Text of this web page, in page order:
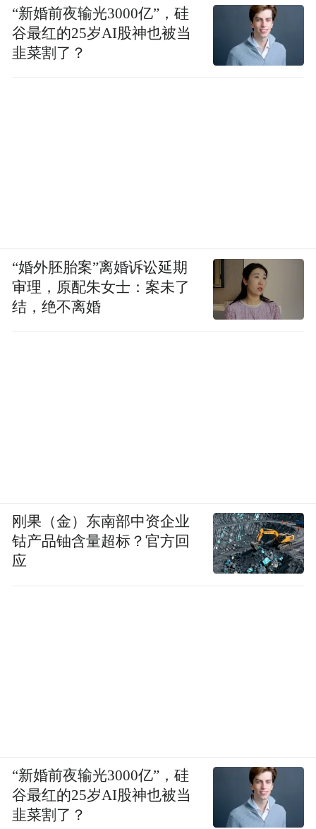
“新婚前夜输光3000亿”，硅
谷最红的25岁AI股神也被当
韭菜割了？
“婚外胚胎案”离婚诉讼延期
审理，原配朱女士：案未了
结，绝不离婚
刚果（金）东南部中资企业
钴产品铀含量超标？官方回
应
“新婚前夜输光3000亿”，硅
谷最红的25岁AI股神也被当
韭菜割了？